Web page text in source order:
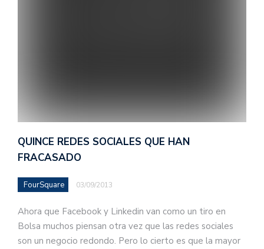
QUINCE REDES SOCIALES QUE HAN
FRACASADO
FourSquare 03/09/2013
Ahora que Facebook y Linkedin van como un tiro en
Bolsa muchos piensan otra vez que las redes sociales
son un negocio redondo. Pero lo cierto es que la mayor